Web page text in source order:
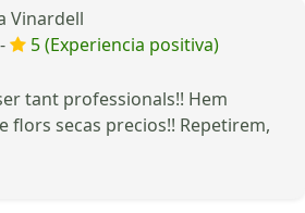
Vinardell
5 (Experiencia positiva)
tant professionals!! Hem
flors secas precios!! Repetirem,